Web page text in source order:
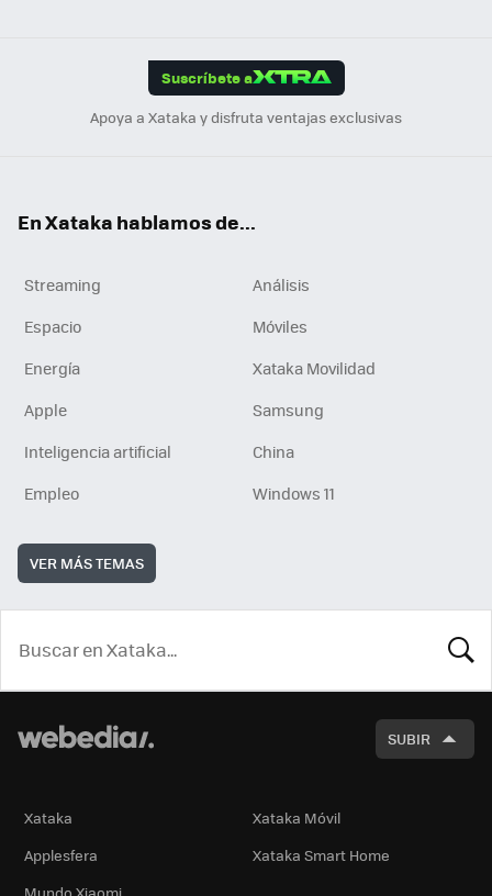
Suscríbete a
Apoya a Xataka y disfruta ventajas exclusivas
En Xataka hablamos de...
Streaming
Análisis
Espacio
Móviles
Energía
Xataka Movilidad
Apple
Samsung
Inteligencia artificial
China
Empleo
Windows 11
VER MÁS TEMAS
SUBIR
Xataka
Xataka Móvil
Applesfera
Xataka Smart Home